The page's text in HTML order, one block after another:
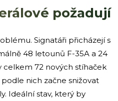
požadují
Signatáři přicházejí s
48 letounů F-35A a 24
celkem 72 nových stíhaček
nich začne snižovat
Ideální stav, který by